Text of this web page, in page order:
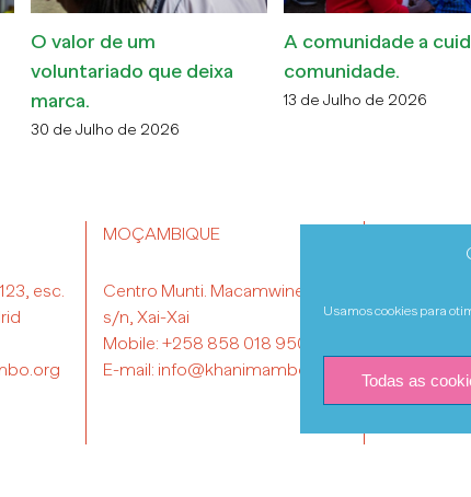
Usamos cookies para
Todas as
2026 Feira Popular BoutiKes
23 de Abril de 2026
Dia da Mulher
Moçambicana
10 de Abril de 2026
s/n, Xai-Xai
Mobile:+258 858 018 950
E-mail:info@khanimambo.org